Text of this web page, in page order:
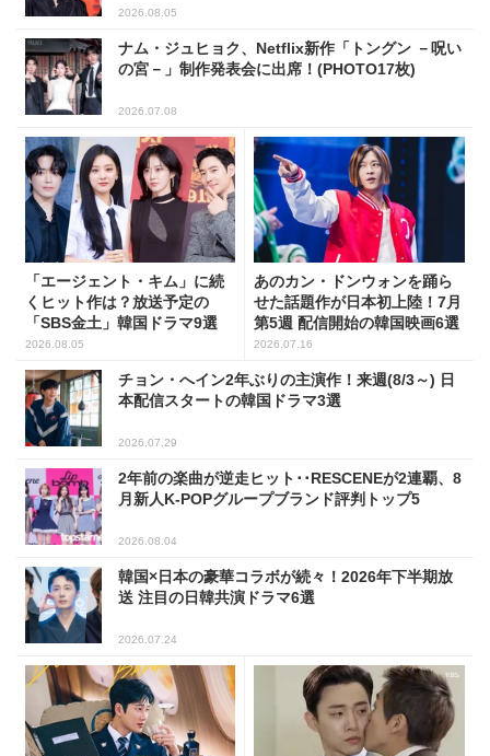
2026.08.05
ナム・ジュヒョク、Netflix新作「トングン －呪い
の宮－」制作発表会に出席！(PHOTO17枚)
2026.07.08
「エージェント・キム」に続
くヒット作は？放送予定の
「SBS金土」韓国ドラマ9選
2026.08.05
あのカン・ドンウォンを踊ら
せた話題作が日本初上陸！7月
第5週 配信開始の韓国映画6選
2026.07.16
チョン・へイン2年ぶりの主演作！来週(8/3～) 日
本配信スタートの韓国ドラマ3選
2026.07.29
2年前の楽曲が逆走ヒット･･RESCENEが2連覇、8
月新人K-POPグループブランド評判トップ5
2026.08.04
韓国×日本の豪華コラボが続々！2026年下半期放
送 注目の日韓共演ドラマ6選
2026.07.24